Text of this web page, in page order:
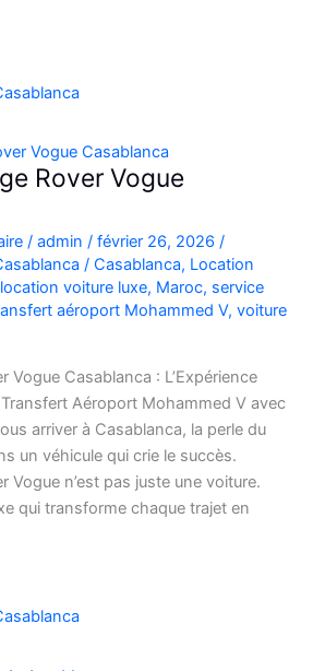
Rover Vogue
/ admin / février 26, 2026 /
/ Casablanca, Location
location voiture luxe, Maroc, service
aéroport Mohammed V, voiture
Vogue Casablanca : L’Expérience
Aéroport Mohammed V avec
arriver à Casablanca, la perle du
un véhicule qui crie le succès.
Vogue n’est pas juste une voiture.
qui transforme chaque trajet en